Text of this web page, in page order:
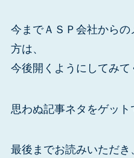
今までＡＳＰ会社から
方は、
今後開くようにしてみて
思わぬ記事ネタをゲット
最後までお読みいただ